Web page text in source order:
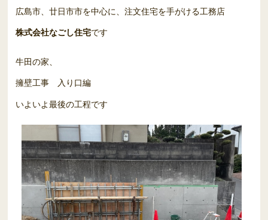
広島市、廿日市市を中心に、注文住宅を手がける工務店
株式会社なごし住宅です
牛田の家、
擁壁工事 入り口編
いよいよ最後の工程です